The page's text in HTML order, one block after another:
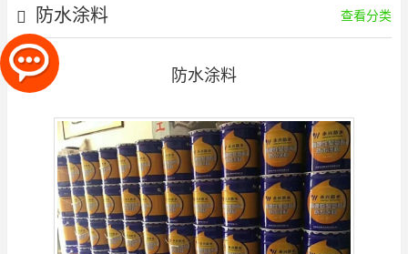
防水涂料 查看分类
防水涂料